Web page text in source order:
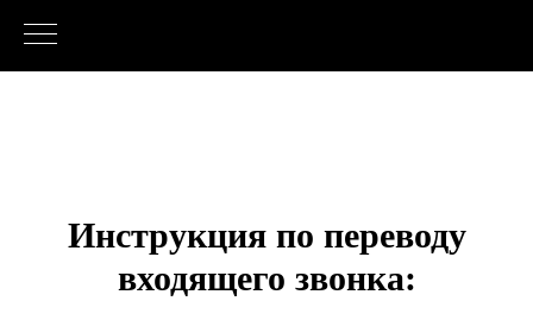
Инструкция по переводу
входящего звонка: